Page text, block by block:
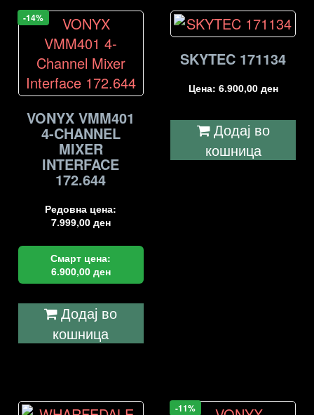
-14%
VONYX VMM401
4-CHANNEL
MIXER
INTERFACE
172.644
Редовна цена:
7.999,00 ден
Смарт цена:
6.900,00 ден
Додај во
кошница
SKYTEC 171134
Цена: 6.900,00 ден
Додај во
кошница
-11%